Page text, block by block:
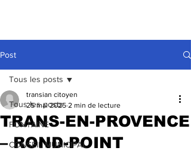
Post
Tous les posts
FONTAINE
CONSEIL MUNICIPAL
Tous les posts
TRANS-EN-PROVENCE
– ROND-POINT
transian citoyen
25 mai 2025 2 min de lecture